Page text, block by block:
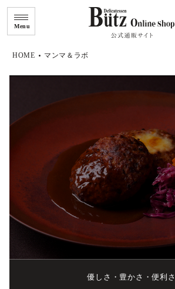
Menu
HOME マンマ＆ラボ
優しさ・豊かさ・便利さ